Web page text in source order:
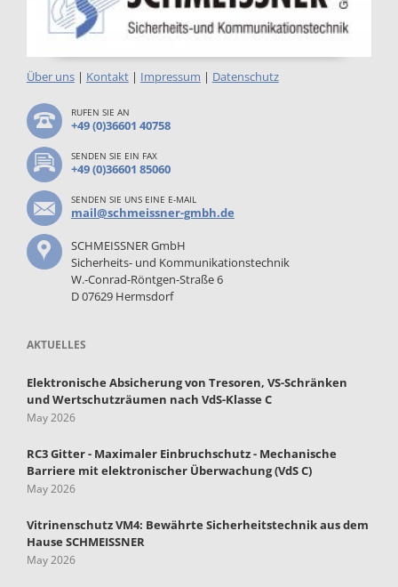
Über uns| Kontakt| Impressum | Datenschutz
RUFEN SIE AN
+49 (0)36601 40758
SENDEN SIE EIN FAX
+49 (0)36601 85060
SENDEN SIE UNS EINE E-MAIL
mail@schmeissner-gmbh.de
SCHMEISSNER GmbH
Sicherheits- und Kommunikationstechnik
W.-Conrad-Röntgen-Straße 6
D 07629 Hermsdorf
AKTUELLES
Elektronische Absicherung von Tresoren, VS-Schränken
und Wertschutzräumen nach VdS-Klasse C
May 2026
RC3 Gitter - Maximaler Einbruchschutz - Mechanische
Barriere mit elektronischer Überwachung (VdS C)
May 2026
Vitrinenschutz VM4: Bewährte Sicherheitstechnik aus dem
Hause SCHMEISSNER
May 2026